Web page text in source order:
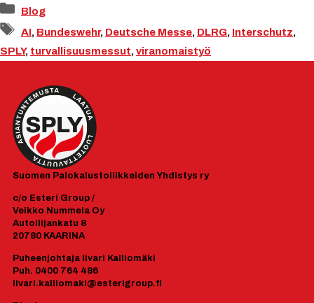
Kategoriat
Blog
Avainsanat
AI, Bundeswehr, Deutsche Messe, DLRG, Interschutz,
SPLY, turvallisuusmessut, viranomaistyö
Suomen Palokalustoliikkeiden Yhdistys ry
c/o Esteri Group /
Veikko Nummela Oy
Autoilijankatu 8
20780 KAARINA
Puheenjohtaja Iivari Kalliomäki
Puh. 0400 764 486
Iivari.kalliomaki@esterigroup.fi